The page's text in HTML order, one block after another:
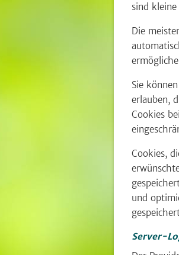
sind
Die
Sie
erlauben,
Cookies
Cookies,
und
Server-